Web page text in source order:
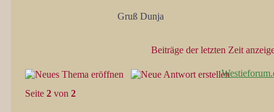
Gruß Dunja
Beiträge der letzten Zeit
Seite 2 von 2